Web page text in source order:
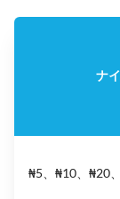
ナ
₦5、₦10、₦20